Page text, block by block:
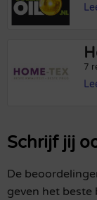
7
Schrijf jij
De
geven het